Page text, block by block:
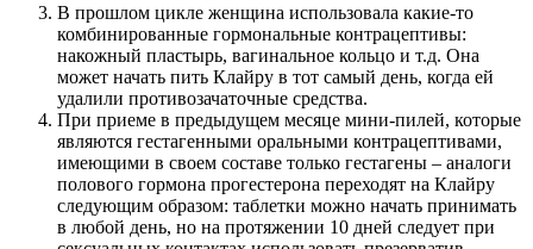
В прошлом цикле женщина использовала какие-то
комбинированные гормональные контрацептивы:
накожный пластырь, вагинальное кольцо и т.д. Она
может начать пить Клайру в тот самый день, когда ей
удалили противозачаточные средства.
При приеме в предыдущем месяце мини-пилей, которые
являются гестагенными оральными контрацептивами,
имеющими в своем составе только гестагены – аналоги
полового гормона прогестерона переходят на Клайру
следующим образом: таблетки можно начать принимать
в любой день, но на протяжении 10 дней следует при